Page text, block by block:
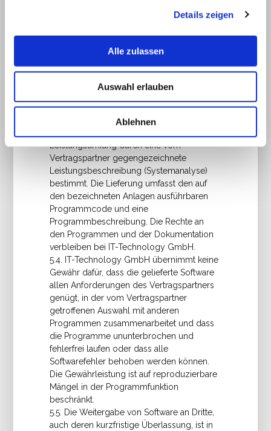
Details zeigen
Alle zulassen
Auswahl erlauben
Ablehnen
keine, wie immer geartete Gewähr
übernommen. Die für diese Software vom
Autor angegebenen
Lizenzregelungen sind zu beachten.
5.3. Bei individuell von IT-Technology
Leistungsumfang durch eine vom
Vertragspartner gegengezeichnete
Leistungsbeschreibung (Systemanalyse)
bestimmt. Die Lieferung umfasst den auf
den bezeichneten Anlagen ausführbaren
Programmcode und eine
Programmbeschreibung. Die Rechte an
den Programmen und der Dokumentation
verbleiben bei IT-Technology GmbH.
5.4. IT-Technology GmbH übernimmt keine
Gewähr dafür, dass die gelieferte Software
allen Anforderungen des Vertragspartners
genügt, in der vom Vertragspartner
getroffenen Auswahl mit anderen
Programmen zusammenarbeitet und dass
die Programme ununterbrochen und
fehlerfrei laufen oder dass alle
Softwarefehler behoben werden können.
Die Gewährleistung ist auf reproduzierbare
Mängel in der Programmfunktion
beschränkt.
5.5. Die Weitergabe von Software an Dritte,
auch deren kurzfristige Überlassung, ist in